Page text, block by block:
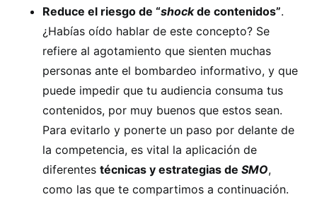
Reduce el riesgo de “shockde contenidos”.
¿Habías oído hablar de este concepto? Se
refiere al agotamiento que sienten muchas
personas ante el bombardeo informativo, y que
puede impedir que tu audiencia consuma tus
contenidos, por muy buenos que estos sean.
Para evitarlo y ponerte un paso por delante de
la competencia, es vital la aplicación de
diferentes técnicas y estrategias de SMO,
como las que te compartimos a continuación.